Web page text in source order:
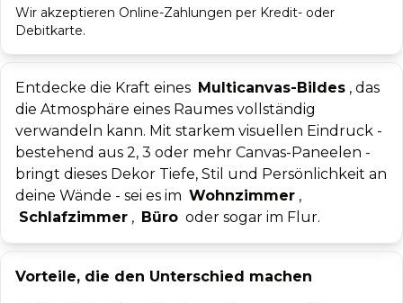
Wir akzeptieren Online-Zahlungen per Kredit- oder
Debitkarte.
Entdecke die Kraft eines Multicanvas-Bildes , das
die Atmosphäre eines Raumes vollständig
verwandeln kann. Mit starkem visuellen Eindruck -
bestehend aus 2, 3 oder mehr Canvas-Paneelen -
bringt dieses Dekor Tiefe, Stil und Persönlichkeit an
deine Wände - sei es im Wohnzimmer ,
Schlafzimmer , Büro oder sogar im Flur.
Vorteile, die den Unterschied machen